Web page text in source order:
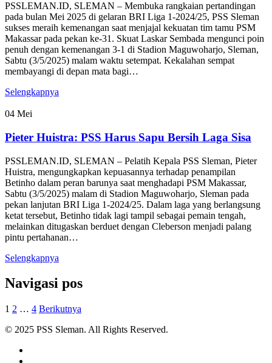
PSSLEMAN.ID, SLEMAN – Membuka rangkaian pertandingan
pada bulan Mei 2025 di gelaran BRI Liga 1-2024/25, PSS Sleman
sukses meraih kemenangan saat menjajal kekuatan tim tamu PSM
Makassar pada pekan ke-31. Skuat Laskar Sembada mengunci poin
penuh dengan kemenangan 3-1 di Stadion Maguwoharjo, Sleman,
Sabtu (3/5/2025) malam waktu setempat. Kekalahan sempat
membayangi di depan mata bagi…
Selengkapnya
04 Mei
Pieter Huistra: PSS Harus Sapu Bersih Laga Sisa
PSSLEMAN.ID, SLEMAN – Pelatih Kepala PSS Sleman, Pieter
Huistra, mengungkapkan kepuasannya terhadap penampilan
Betinho dalam peran barunya saat menghadapi PSM Makassar,
Sabtu (3/5/2025) malam di Stadion Maguwoharjo, Sleman pada
pekan lanjutan BRI Liga 1-2024/25. Dalam laga yang berlangsung
ketat tersebut, Betinho tidak lagi tampil sebagai pemain tengah,
melainkan ditugaskan berduet dengan Cleberson menjadi palang
pintu pertahanan…
Selengkapnya
Navigasi pos
1 2 … 4 Berikutnya
© 2025 PSS Sleman. All Rights Reserved.